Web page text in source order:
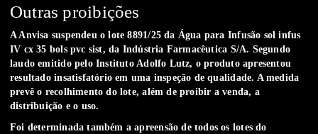
Outras proibições
A Anvisa suspendeu o lote 8891/25 da Água para Infusão sol infus
IV cx 35 bols pvc sist, da Indústria Farmacêutica S/A. Segundo
laudo emitido pelo Instituto Adolfo Lutz, o produto apresentou
resultado insatisfatório em uma inspeção de qualidade. A medida
prevê o recolhimento do lote, além de proibir a venda, a
distribuição e o uso.
Foi determinada também a apreensão de todos os lotes do